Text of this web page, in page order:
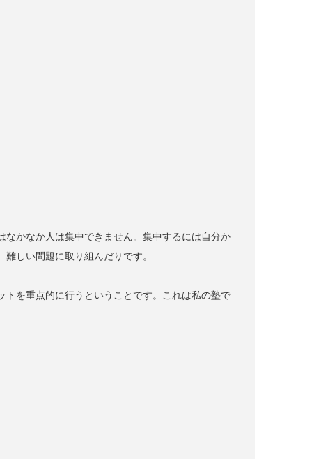
かなか人は集中できません。集中するには自分か
しい問題に取り組んだりです。
を重点的に行うということです。これは私の塾で